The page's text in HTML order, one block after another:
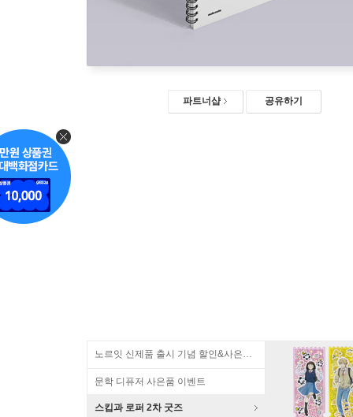
파트너샵 공유하기
노르잇 신제품 출시 기념 할인&사은품 증정!
문학 디퓨저 사은품 이벤트
스킵과 로퍼 2차 굿즈